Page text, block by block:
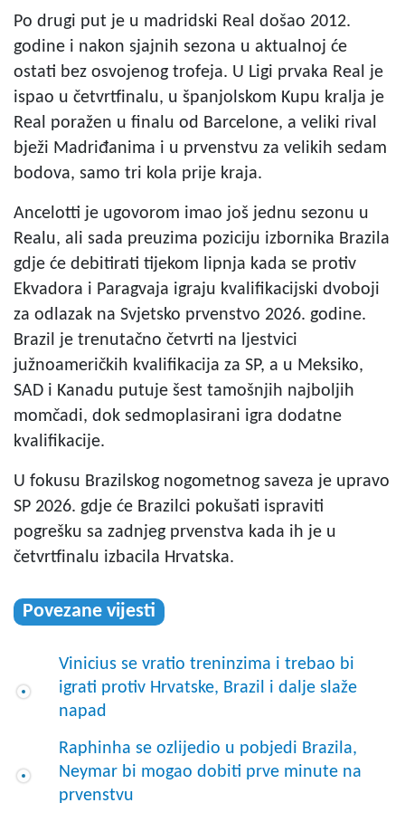
Po drugi put je u madridski Real došao 2012.
godine i nakon sjajnih sezona u aktualnoj će
ostati bez osvojenog trofeja. U Ligi prvaka Real je
ispao u četvrtfinalu, u španjolskom Kupu kralja je
Real poražen u finalu od Barcelone, a veliki rival
bježi Madriđanima i u prvenstvu za velikih sedam
bodova, samo tri kola prije kraja.
Ancelotti je ugovorom imao još jednu sezonu u
Realu, ali sada preuzima poziciju izbornika Brazila
gdje će debitirati tijekom lipnja kada se protiv
Ekvadora i Paragvaja igraju kvalifikacijski dvoboji
za odlazak na Svjetsko prvenstvo 2026. godine.
Brazil je trenutačno četvrti na ljestvici
južnoameričkih kvalifikacija za SP, a u Meksiko,
SAD i Kanadu putuje šest tamošnjih najboljih
momčadi, dok sedmoplasirani igra dodatne
kvalifikacije.
U fokusu Brazilskog nogometnog saveza je upravo
SP 2026. gdje će Brazilci pokušati ispraviti
pogrešku sa zadnjeg prvenstva kada ih je u
četvrtfinalu izbacila Hrvatska.
Povezane vijesti
Vinicius se vratio treninzima i trebao bi
igrati protiv Hrvatske, Brazil i dalje slaže
napad
Raphinha se ozlijedio u pobjedi Brazila,
Neymar bi mogao dobiti prve minute na
prvenstvu